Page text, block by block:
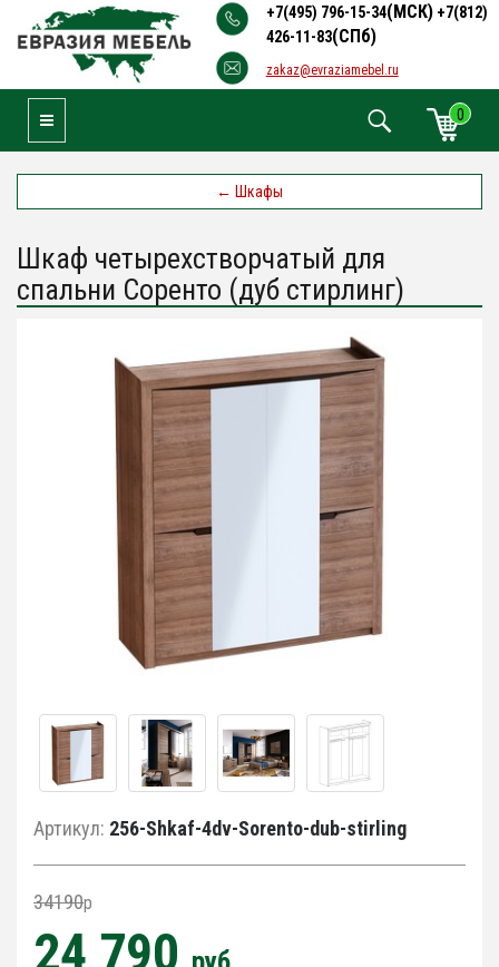
+7(495) 796-15-34(МСК) +7(812)
426-11-83(СПб)
zakaz@evraziamebel.ru
0
Toggle Navigation
← Шкафы
Шкаф четырехстворчатый для
спальни Соренто (дуб стирлинг)
Артикул: 256-Shkaf-4dv-Sorento-dub-stirling
34190p
24 790